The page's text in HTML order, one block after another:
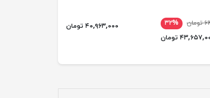
۳۲%
تومان
۴۰,۹۶۳,۰۰۰ تومان